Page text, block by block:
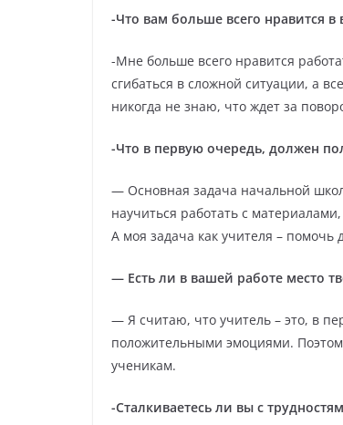
-Что вам больше всего нравится
-Мне больше всего нравится
сгибаться в сложной ситуации, а
никогда не знаю, что ждет за
-Что в первую очередь, должен
— Основная задача начальной
научиться работать с
А моя задача как учителя –
— Есть ли в вашей работе место
— Я считаю, что учитель – это, в
положительными эмоциями.
ученикам.
-Сталкиваетесь ли вы с